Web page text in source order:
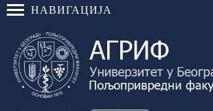
НАВИГАЦИЈА